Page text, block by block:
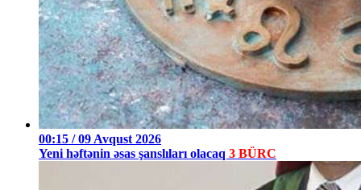
00:15 / 09 Avqust 2026
Yeni həftənin əsas şanslıları olacaq 3 BÜRC